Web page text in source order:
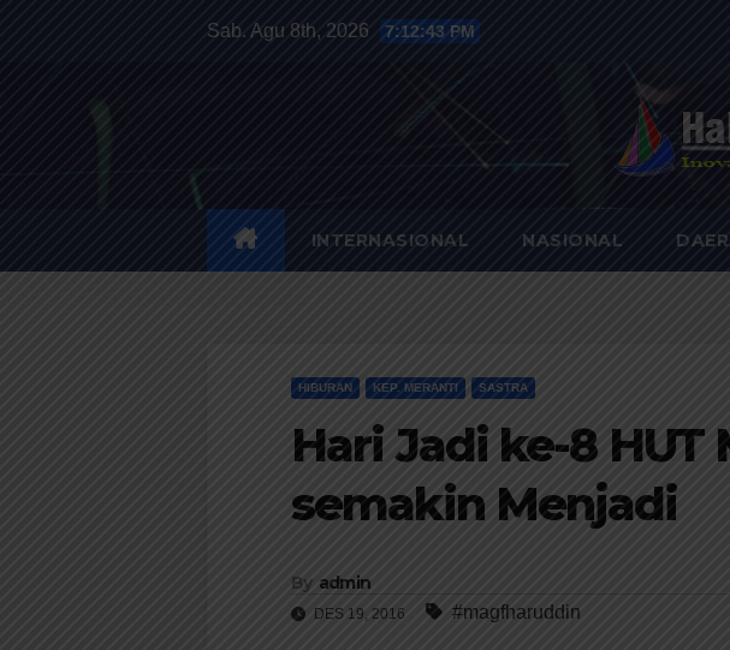
Sab. Agu 8th, 2026 7:12:44 PM
HALUANPOS
INTERNASIONAL NASIONAL
HIBURAN KEP. MERANTI SASTRA
Hari Jadi ke-8 HUT
semakin Menjadi
By admin
DES 19, 2016 #magfharuddin